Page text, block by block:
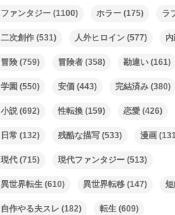
ファンタジー (1100) ホラー (175) ラ
二次創作 (531) 人外ヒロイン (577)
冒険 (759) 冒険者 (358) 勘違い (161)
学園 (550) 安価 (443) 完結済み (380)
小説(692) 性転換 (159) 恋愛 (426)
日常 (132) 残酷な描写 (533) 漫画
現代 (715) 現代ファンタジー (513)
異世界転生 (610) 異世界転移 (147)
自作やる夫スレ (182) 転生 (609)